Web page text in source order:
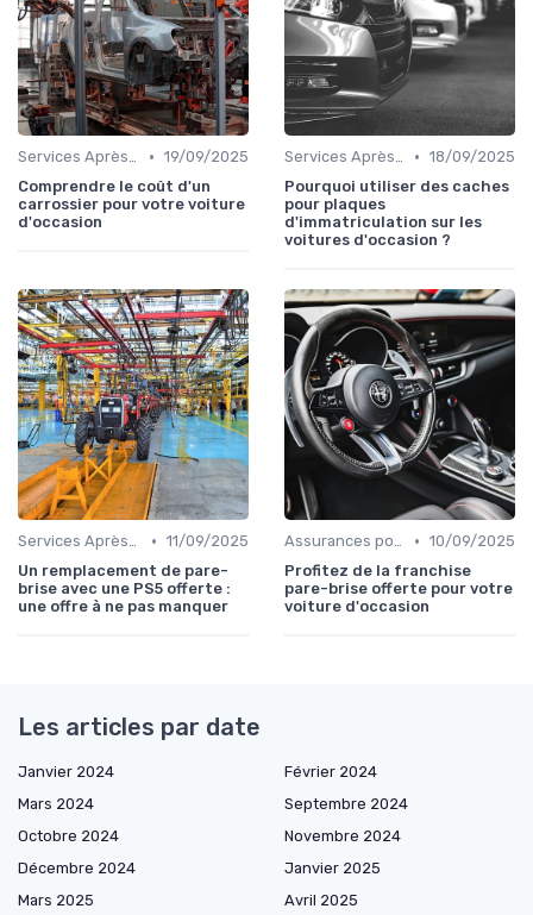
Services Après-Vente • 19/09/2025
Comprendre le coût d'un
carrossier pour votre voiture
d'occasion
Services Après-Vente • 18/09/2025
Pourquoi utiliser des caches
pour plaques
d'immatriculation sur les
voitures d'occasion ?
Services Après-Vente • 11/09/2025
Un remplacement de pare-
brise avec une PS5 offerte :
une offre à ne pas manquer
Assurances pour Véhicules d'Occasion • 10/09/2025
Profitez de la franchise
pare-brise offerte pour votre
voiture d'occasion
Les articles par date
Janvier 2024
Février 2024
Mars 2024
Septembre 2024
Octobre 2024
Novembre 2024
Décembre 2024
Janvier 2025
Mars 2025
Avril 2025